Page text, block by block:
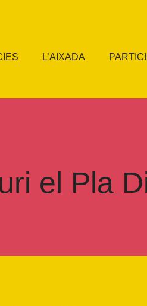
L’AIXADA
el Pla